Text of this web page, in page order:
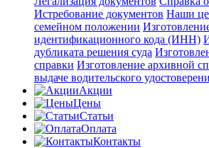
Истребование документов Наши
семейном положении
идентификационного кода (ИНН)
дубликата решения суда
справки Изготовление архивной
выдаче водительского
Акции
Цены
Статьи
Оплата
Контакты